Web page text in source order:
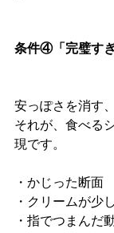
条件④「完璧す
安っぽさを消す
それが、食べる
現です。
・かじった断面
・クリームが少
・指でつまんだ